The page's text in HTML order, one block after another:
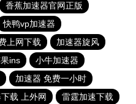
香蕉加速器官网正版
快鸭vp加速器
上网下载
加速器旋风
ins
小牛加速器
加速器 免费一小时
载 上外网 雷霆加速下载